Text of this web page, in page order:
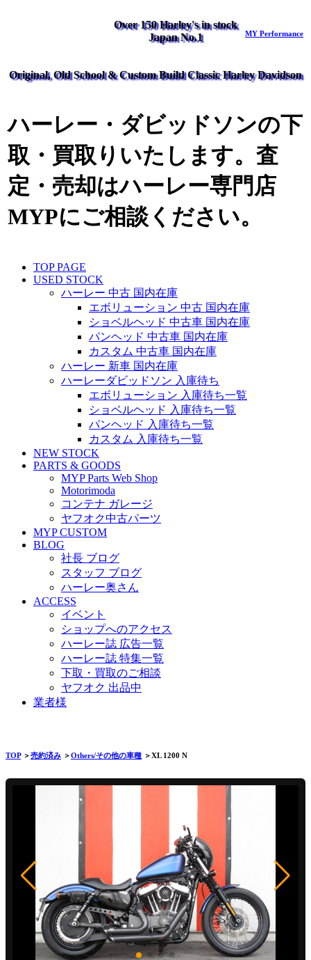
Over 150 Harley's in stock
Japan No.1
MY Performance
Original, Old School & Custom Build Classic Harley Davidson
ハーレー・ダビッドソンの下
取・買取りいたします。査
定・売却はハーレー専門店
MYPにご相談ください。
TOP PAGE
USED STOCK
ハーレー 中古 国内在庫
エボリューション 中古 国内在庫
ショベルヘッド 中古車 国内在庫
パンヘッド 中古車 国内在庫
カスタム 中古車 国内在庫
ハーレー 新車 国内在庫
ハーレーダビッドソン 入庫待ち
エボリューション 入庫待ち一覧
ショベルヘッド 入庫待ち一覧
パンヘッド 入庫待ち一覧
カスタム 入庫待ち一覧
NEW STOCK
PARTS & GOODS
MYP Parts Web Shop
Motorimoda
コンテナ ガレージ
ヤフオク中古パーツ
MYP CUSTOM
BLOG
社長 ブログ
スタッフ ブログ
ハーレー奥さん
ACCESS
イベント
ショップへのアクセス
ハーレー誌 広告一覧
ハーレー誌 特集一覧
下取・買取のご相談
ヤフオク 出品中
業者様
TOP＞売約済み ＞Others/その他の車種 ＞XL 1200 N